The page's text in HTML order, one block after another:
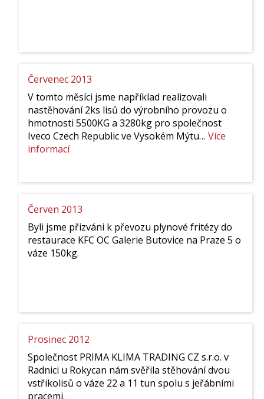
Červenec 2013
V tomto měsíci jsme například realizovali
nastěhování 2ks lisů do výrobního provozu o
hmotnosti 5500KG a 3280kg pro společnost
Iveco Czech Republic ve Vysokém Mýtu… Více
informací:
Červen 2013
Byli jsme přizváni k převozu plynové fritézy do
restaurace KFC OC Galerie Butovice na Praze 5 o
váze 150kg.
Prosinec 2012
Společnost PRIMA KLIMA TRADING CZ s.r.o. v
Radnici u Rokycan nám svěřila stěhování dvou
vstřikolisů o váze 22 a 11 tun spolu s jeřábními
pracemi.